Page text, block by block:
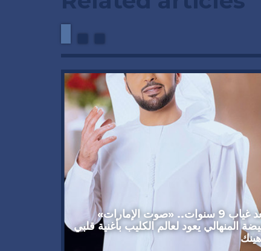
بعد غياب 9 سنوات.. «صوت الإمارات»
المنهالي يعود لعالم الكليب بأغنية قلبي